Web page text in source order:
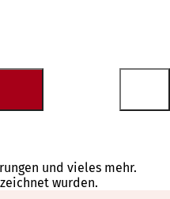
und vieles mehr.
wurden.